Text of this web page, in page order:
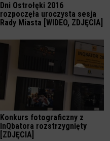
Dni Ostrołęki 2016
rozpoczęła uroczysta sesja
Rady Miasta [WIDEO, ZDJĘCIA]
Konkurs fotograficzny z
InQbatora rozstrzygnięty
[ZDJĘCIA]